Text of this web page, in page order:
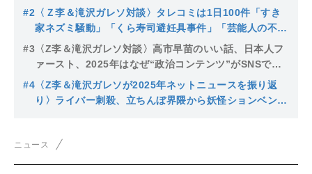
か？「インフルエンサーの宿命」と「社会の歪み」…逮
捕・不起訴報道“ウワサ”の真相も聞いてみた
#2 〈Ｚ李＆滝沢ガレソ対談〉タレコミは1日100件「すき
家ネズミ騒動」「くら寿司避妊具事件」「芸能人の不
倫…」ネットの情報屋だから話せるネットバズり事件の
#3 〈Z李＆滝沢ガレソ対談〉高市早苗のいい話、日本人フ
ァースト、2025年はなぜ“政治コンテンツ”がSNSで拡
散しまくったのか？ フェイクに陰謀論「アフィリエイ
トで3000万儲けた人」のカラクリ
#4 〈Z李＆滝沢ガレソが2025年ネットニュースを振り返
り〉ライバー刺殺、立ちんぼ界隈から妖怪ションベンす
ニュース